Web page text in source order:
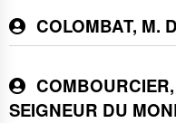
COLOMBAT, M.
SEIGNEUR DU